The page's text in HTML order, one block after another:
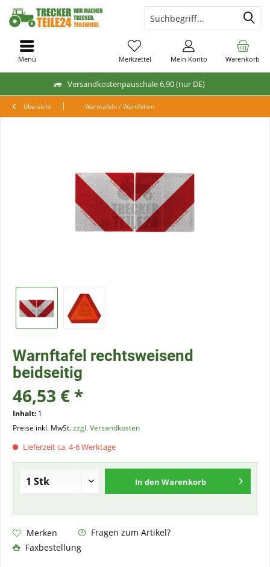
Versandkostenpauschale 6,90 (nur DE)
Warenkorb
Merkzettel Mein Konto
Menü
Übersicht Warntafeln / Warnfolien
Warnftafel rechtsweisend
beidseitig
46,53 € *
Inhalt: 1
Preise inkl. MwSt.zzgl. Versandkosten
Lieferzeit ca. 4-6 Werktage
In den Warenkorb
Merken
Fragen zum Artikel?
Faxbestellung